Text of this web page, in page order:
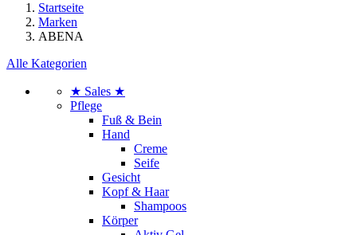
Startseite
Marken
ABENA
Alle Kategorien
★ Sales ★
Pflege
Fuß & Bein
Hand
Creme
Seife
Gesicht
Kopf & Haar
Shampoos
Körper